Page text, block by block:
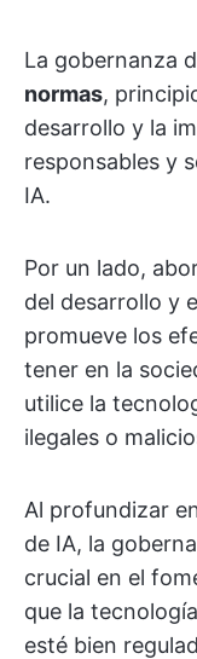
La gobernanza
normas,
desarrollo y la
responsables y
IA.
Por un lado,
del desarrollo y
promueve los
tener en la
utilice la
ilegales o
Al profundizar
de IA, la
crucial en el
que la
esté bien